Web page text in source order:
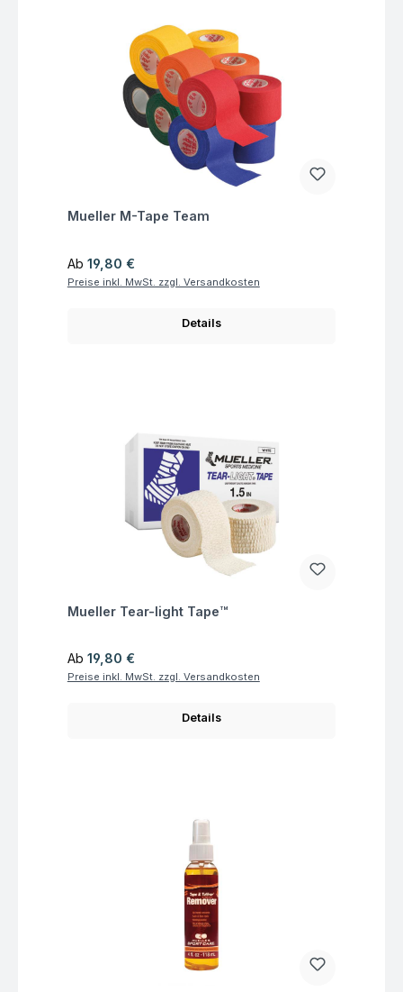
Fragen zum Artikel
Mueller M-Tape Team
Regulärer Preis:
Ab 19,80 €
Preise inkl. MwSt. zzgl. Versandkosten
Details
Fragen zum Artikel
Mueller Tear-light Tape™
Regulärer Preis:
Ab 19,80 €
Preise inkl. MwSt. zzgl. Versandkosten
Details